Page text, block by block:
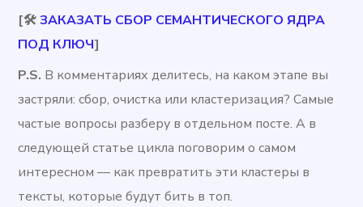
[🛠ЗАКАЗАТЬ СБОР СЕМАНТИЧЕСКОГО ЯДРА
ПОД КЛЮЧ]
P.S. В комментариях делитесь, на каком этапе вы
застряли: сбор, очистка или кластеризация? Самые
частые вопросы разберу в отдельном посте. А в
следующей статье цикла поговорим о самом
интересном — как превратить эти кластеры в
тексты, которые будут бить в топ.